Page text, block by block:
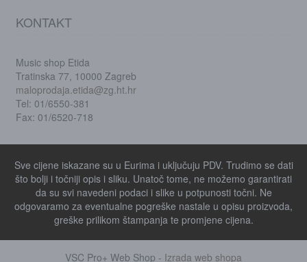
KONTAKT
Music shop Etida
Tratinska 77, 10000 Zagreb
maloprodaja.etida@zg.ht.hr
Tel: 01/6550-381
Fax: 01/6520-718
Sve cijene iskazane su u Eurima i uključuju PDV. Trudimo se dati
što bolji i točniji opis i sliku. Unatoč tome, ne možemo garantirati
da su svi navedeni podaci i slike u potpunosti točni. Ne
odgovaramo za eventualne pogreške nastale u opisu proizvoda,
greške prilikom štampanja te promjene cijena.
VSC Pro+ Web Shop - Izrada web shopa